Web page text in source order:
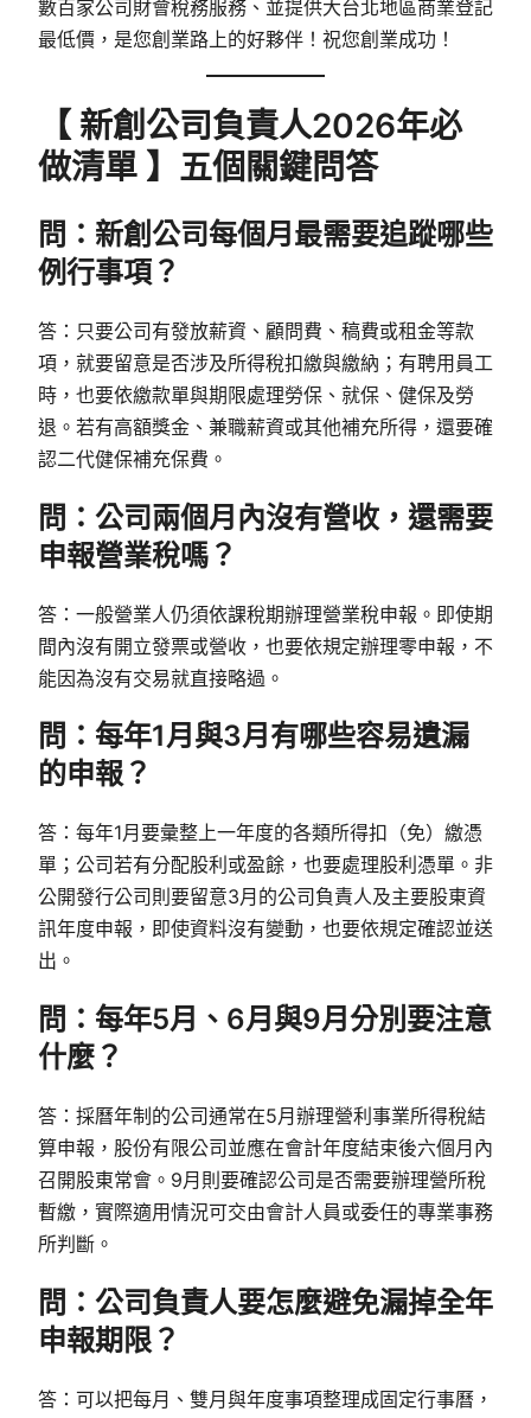
數百家公司財會稅務服務、並提供大台北地區商業登記
最低價，是您創業路上的好夥伴！祝您創業成功！
【 新創公司負責人2026年必
做清單 】五個關鍵問答
問：新創公司每個月最需要追蹤哪些
例行事項？
答：只要公司有發放薪資、顧問費、稿費或租金等款
項，就要留意是否涉及所得稅扣繳與繳納；有聘用員工
時，也要依繳款單與期限處理勞保、就保、健保及勞
退。若有高額獎金、兼職薪資或其他補充所得，還要確
認二代健保補充保費。
問：公司兩個月內沒有營收，還需要
申報營業稅嗎？
答：一般營業人仍須依課稅期辦理營業稅申報。即使期
間內沒有開立發票或營收，也要依規定辦理零申報，不
能因為沒有交易就直接略過。
問：每年1月與3月有哪些容易遺漏
的申報？
答：每年1月要彙整上一年度的各類所得扣（免）繳憑
單；公司若有分配股利或盈餘，也要處理股利憑單。非
公開發行公司則要留意3月的公司負責人及主要股東資
訊年度申報，即使資料沒有變動，也要依規定確認並送
出。
問：每年5月、6月與9月分別要注意
什麼？
答：採曆年制的公司通常在5月辦理營利事業所得稅結
算申報，股份有限公司並應在會計年度結束後六個月內
召開股東常會。9月則要確認公司是否需要辦理營所稅
暫繳，實際適用情況可交由會計人員或委任的專業事務
所判斷。
問：公司負責人要怎麼避免漏掉全年
申報期限？
答：可以把每月、雙月與年度事項整理成固定行事曆，